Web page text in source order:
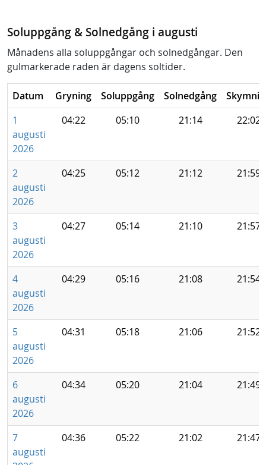
Soluppgång & Solnedgång i augusti
Månadens alla soluppgångar och solnedgångar. Den
gulmarkerade raden är dagens soltider.
Datum Gryning Soluppgång Solnedgång
1
augusti
2026
04:22 05:10 21:14 22:02
2
augusti
2026
04:25 05:12 21:12 21:59
3
augusti
2026
04:27 05:14 21:10 21:57
4
augusti
2026
04:29 05:16 21:08 21:54
5
augusti
2026
04:31 05:18 21:06 21:52
6
augusti
2026
04:34 05:20 21:04 21:49
7
augusti
04:36 05:22 21:02 21:47